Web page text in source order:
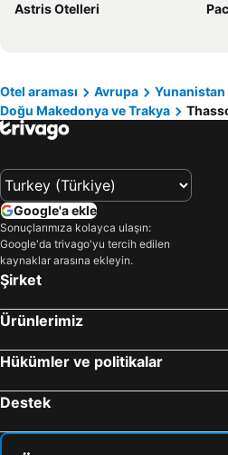
İstanbul Çevresi Otelleri
Afyonkarahisar Çevresi Otelleri
Astris Otelleri
Otel araması Avrupa
Yunanistan
Doğu Makedonya ve Trakya
Google'a ekle
Sonuçlarımıza kolayca ulaşın:
Google'da trivago'yu tercih edilen
kaynaklar arasına ekleyin.
Şirket
Ürünlerimiz
Hükümler ve politikalar
Destek